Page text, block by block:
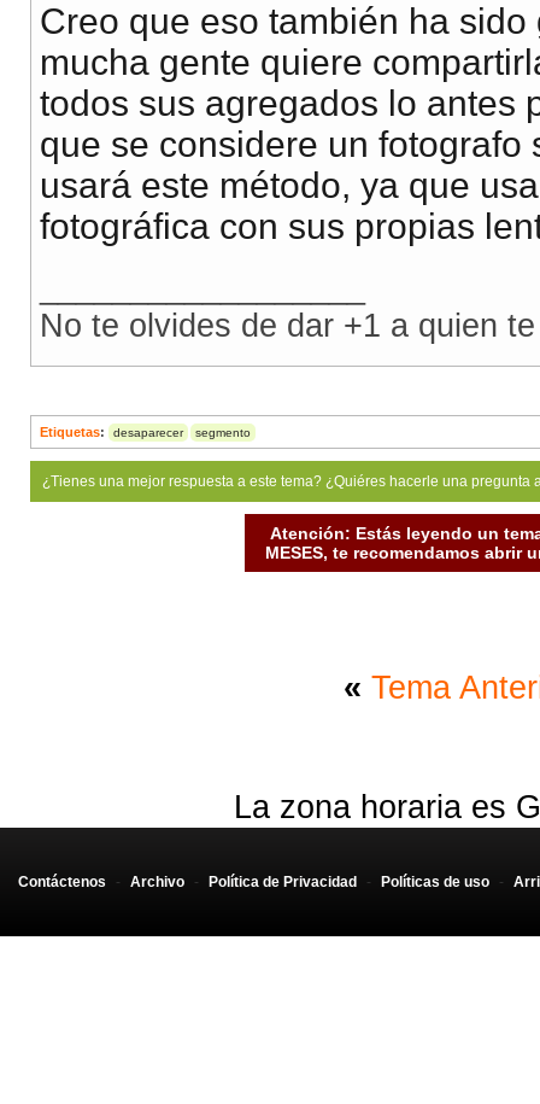
Creo que eso también ha
mucha gente quiere
todos sus agregados lo antes
que se considere un
usará este método, ya que
fotográfica con sus propias
No te olvides de dar +1 a quien
Etiquetas: desaparecer segmento
¿Tienes una mejor respuesta a este tema? ¿Quiéres hacerle una
Atención: Estás leyendo un
MESES, te recomendamos abrir
« Tema
La zona horaria es
Contáctenos - Archivo - Política de Privacidad - Políticas de uso -